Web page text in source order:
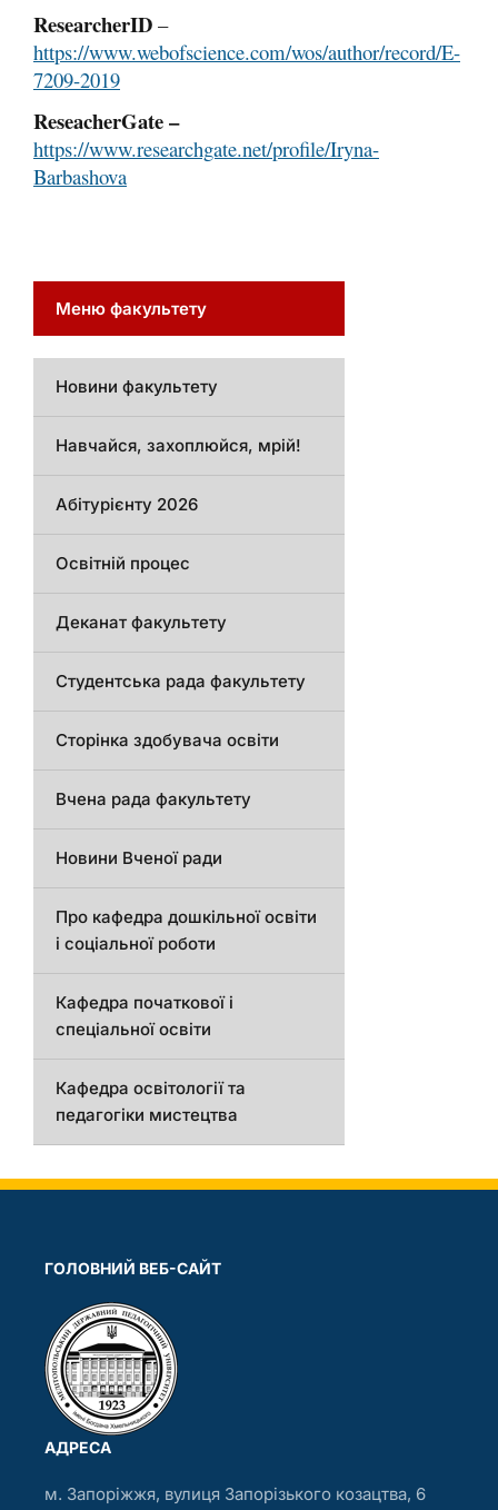
ResearcherID –
https://www.webofscience.com/wos/author/record/E-
7209-2019
ReseacherGate –
https://www.researchgate.net/profile/Iryna-
Barbashova
Меню факультету
Новини факультету
Навчайся, захоплюйся, мрій!
Абітурієнту 2026
Освітній процес
Деканат факультету
Студентська рада факультету
Сторінка здобувача освіти
Вчена рада факультету
Новини Вченої ради
Про кафедра дошкільної освіти
і соціальної роботи
Кафедра початкової і
спеціальної освіти
Кафедра освітології та
педагогіки мистецтва
ГОЛОВНИЙ ВЕБ-САЙТ
АДРЕСА
м. Запоріжжя, вулиця Запорізького козацтва, 6